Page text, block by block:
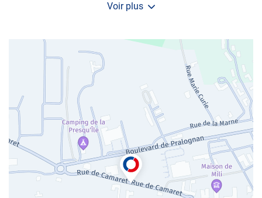
Voir plus
et
d'ouverture
CROZON